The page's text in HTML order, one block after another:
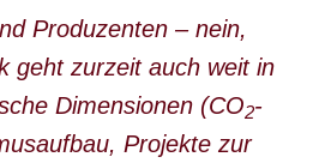
Produzenten – nein,
geht zurzeit auch weit in
Dimensionen (CO2-
Projekte zur